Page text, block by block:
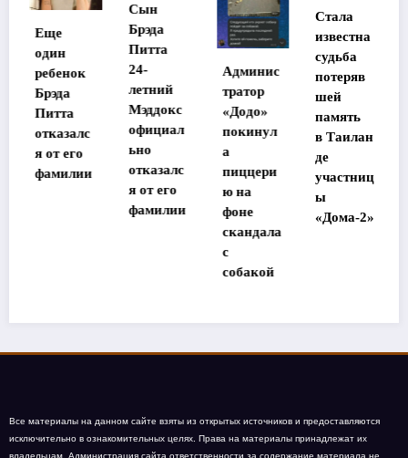
Еще
один
ребенок
Брэда
Питта
отказалс
я от его
фамилии
Сын
Брэда
Питта
24-
летний
Мэддокс
официал
ьно
отказалс
я от его
фамилии
Админис
тратор
«Додо»
покинул
а
пиццери
ю на
фоне
скандала
с
собакой
Стала
известна
судьба
потеряв
шей
память
в Таилан
де
участниц
ы
«Дома-2»
Все материалы на данном сайте взяты из открытых источников и предоставляются
исключительно в ознакомительных целях. Права на материалы принадлежат их